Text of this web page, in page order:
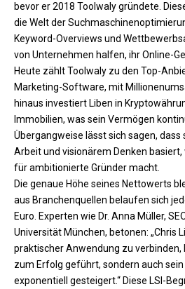
bevor er 2018 Toolwaly gründete.
die Welt der
Keyword-Overviews und
von Unternehmen halfen, ihr Online-
Heute zählt Toolwaly zu den Top-
Marketing-Software, mit
hinaus investiert Liben in
Immobilien, was sein Vermögen
Übergangweise lässt sich sagen,
Arbeit und visionärem Denken
für ambitionierte Gründer macht.​
Die genaue Höhe seines Nettowerts
aus Branchenquellen belaufen sich
Euro. Experten wie Dr. Anna Müller,
Universität München, betonen: „Chris
praktischer Anwendung zu verbinden,
zum Erfolg geführt, sondern auch
exponentiell gesteigert.“ Diese LSI-